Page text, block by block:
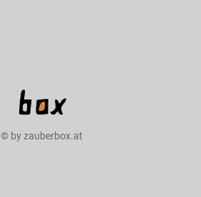
© by zauberbox.at